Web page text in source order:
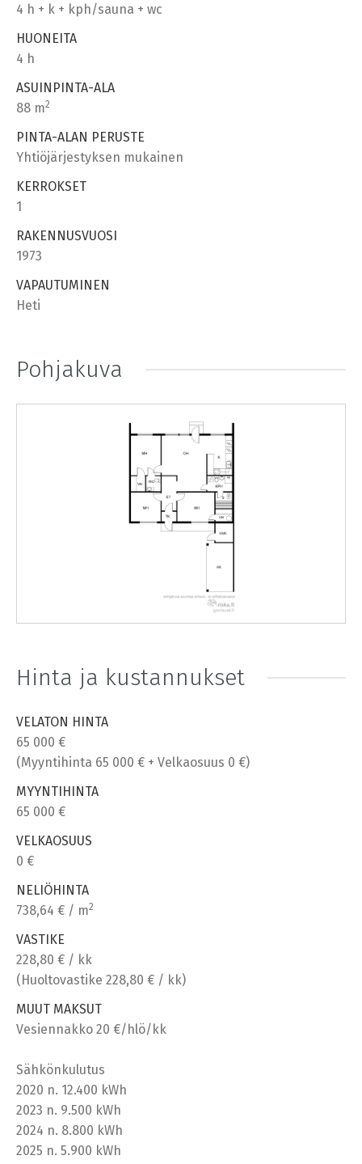
4 h + k + kph/sauna + wc
HUONEITA
4 h
ASUINPINTA-ALA
88 m2
PINTA-ALAN PERUSTE
Yhtiöjärjestyksen mukainen
KERROKSET
1
RAKENNUSVUOSI
1973
VAPAUTUMINEN
Heti
Pohjakuva
Hinta ja kustannukset
VELATON HINTA
65 000 €
(Myyntihinta 65 000 € + Velkaosuus 0 €)
MYYNTIHINTA
65 000 €
VELKAOSUUS
0 €
NELIÖHINTA
738,64 € / m2
VASTIKE
228,80 € / kk
(Huoltovastike 228,80 € / kk)
MUUT MAKSUT
Vesiennakko 20 €/hlö/kk
Sähkönkulutus
2020 n. 12.400 kWh
2023 n. 9.500 kWh
2024 n. 8.800 kWh
2025 n. 5.900 kWh